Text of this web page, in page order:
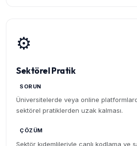
⚙️
Sektörel Pratik
SORUN
Üniversitelerde veya online
sektörel pratiklerden uzak kalması.
ÇÖZÜM
Sektör kıdemlileriyle canlı kodlama ve